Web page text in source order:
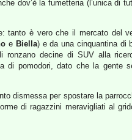
dov’è la fumetteria (l’unica di
tanto è vero che il mercato del
e Biella) e da una cinquantina di
ronzano decine di SUV alla
di pomodori, dato che la gente
dismessa per spostare la
di ragazzini meravigliati al